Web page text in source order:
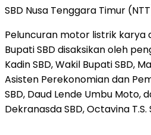
SBD Nusa Tenggara Timur
Peluncuran motor listrik karya
Bupati SBD disaksikan oleh
Kadin SBD, Wakil Bupati SBD,
Asisten Perekonomian dan
SBD, Daud Lende Umbu Moto,
Dekranasda SBD, Octavina T.S.